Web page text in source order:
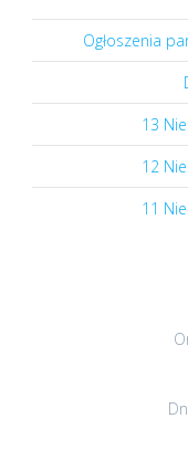
Ogłoszenia
13
12
11